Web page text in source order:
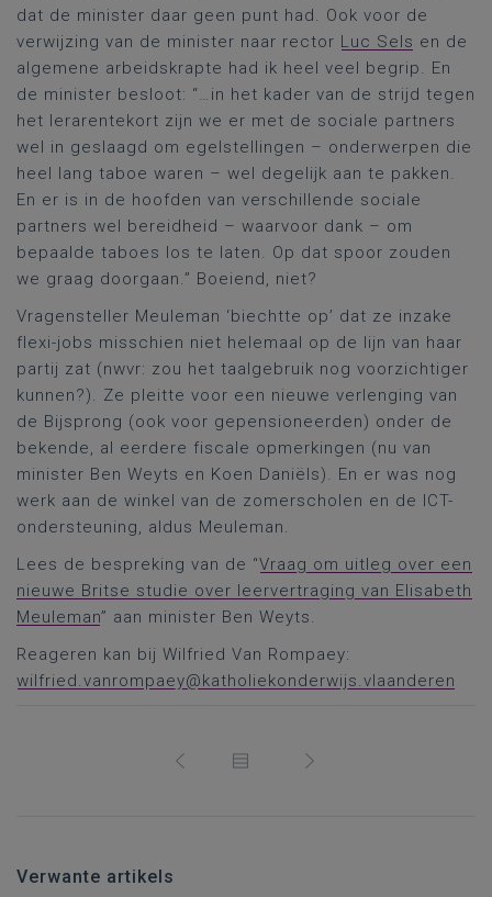
dat de minister daar geen punt had. Ook voor de
verwijzing van de minister naar rector Luc Sels en de
algemene arbeidskrapte had ik heel veel begrip. En
de minister besloot: “…in het kader van de strijd tegen
het lerarentekort zijn we er met de sociale partners
wel in geslaagd om egelstellingen – onderwerpen die
heel lang taboe waren – wel degelijk aan te pakken.
En er is in de hoofden van verschillende sociale
partners wel bereidheid – waarvoor dank – om
bepaalde taboes los te laten. Op dat spoor zouden
we graag doorgaan.” Boeiend, niet?
Vragensteller Meuleman ‘biechtte op’ dat ze inzake
flexi-jobs misschien niet helemaal op de lijn van haar
partij zat (nwvr: zou het taalgebruik nog voorzichtiger
kunnen?). Ze pleitte voor een nieuwe verlenging van
de Bijsprong (ook voor gepensioneerden) onder de
bekende, al eerdere fiscale opmerkingen (nu van
minister Ben Weyts en Koen Daniëls). En er was nog
werk aan de winkel van de zomerscholen en de ICT-
ondersteuning, aldus Meuleman.
Lees de bespreking van de “Vraag om uitleg over een
nieuwe Britse studie over leervertraging van Elisabeth
Meuleman” aan minister Ben Weyts.
Reageren kan bij Wilfried Van Rompaey:
wilfried.vanrompaey@katholiekonderwijs.vlaanderen
Verwante artikels